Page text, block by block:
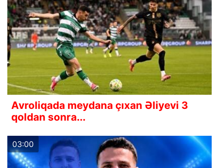
Avroliqada meydana çıxan Əliyevi 3
qoldan sonra...
03:00